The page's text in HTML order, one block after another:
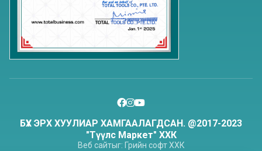
БҮХ ЭРХ ХУУЛИАР ХАМГААЛАГДСАН. @2017-2023
"Түүлс Маркет" ХХК
Веб сайтыг: Грийн софтХХК